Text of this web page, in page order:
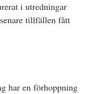
i utredningar
tillfällen fått
har en förhoppning